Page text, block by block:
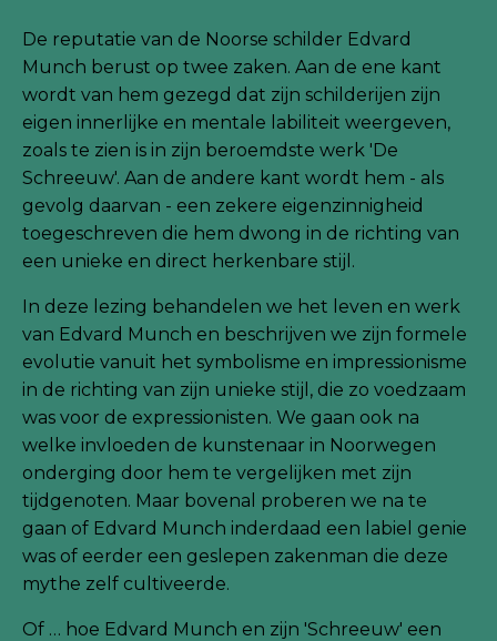
De reputatie van de Noorse schilder Edvard
Munch berust op twee zaken. Aan de ene kant
wordt van hem gezegd dat zijn schilderijen zijn
eigen innerlijke en mentale labiliteit weergeven,
zoals te zien is in zijn beroemdste werk 'De
Schreeuw'. Aan de andere kant wordt hem - als
gevolg daarvan - een zekere eigenzinnigheid
toegeschreven die hem dwong in de richting van
een unieke en direct herkenbare stijl.
In deze lezing behandelen we het leven en werk
van Edvard Munch en beschrijven we zijn formele
evolutie vanuit het symbolisme en impressionisme
in de richting van zijn unieke stijl, die zo voedzaam
was voor de expressionisten. We gaan ook na
welke invloeden de kunstenaar in Noorwegen
onderging door hem te vergelijken met zijn
tijdgenoten. Maar bovenal proberen we na te
gaan of Edvard Munch inderdaad een labiel genie
was of eerder een geslepen zakenman die deze
mythe zelf cultiveerde.
Of … hoe Edvard Munch en zijn 'Schreeuw' een